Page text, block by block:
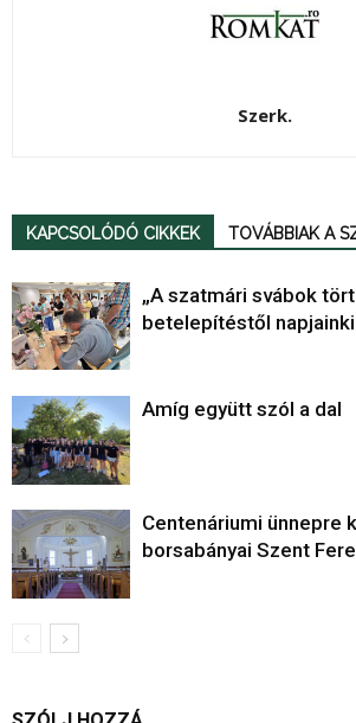
Szerk.
KAPCSOLÓDÓ CIKKEK TOVÁBBIAK A
„A szatmári svábok
betelepítéstől
Amíg együtt szól a dal
Centenáriumi ünnepre
borsabányai Szent